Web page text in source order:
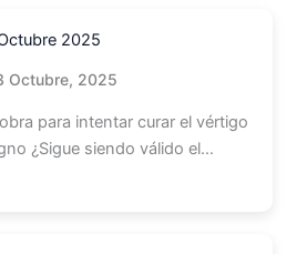
2025
Octubre, 2025
para intentar curar el vértigo
¿Sigue siendo válido el…